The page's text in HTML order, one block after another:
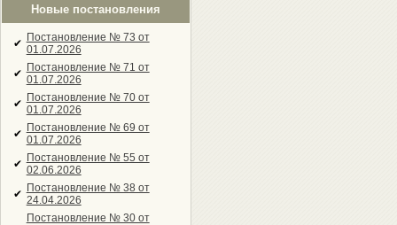
Новые постановления
✔ Постановление № 73 от
01.07.2026
✔ Постановление № 71 от
01.07.2026
✔ Постановление № 70 от
01.07.2026
✔ Постановление № 69 от
01.07.2026
✔ Постановление № 55 от
02.06.2026
✔ Постановление № 38 от
24.04.2026
Постановление № 30 от